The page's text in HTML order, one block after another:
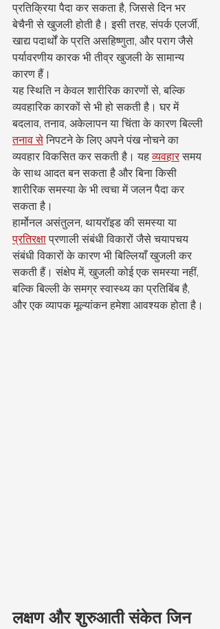
प्रतिक्रिया पैदा कर सकता है, जिससे दिन भर
बेचैनी से खुजली होती है। इसी तरह, संपर्क एलर्जी,
खाद्य पदार्थों के प्रति असहिष्णुता, और पराग जैसे
पर्यावरणीय कारक भी तीव्र खुजली के सामान्य
कारण हैं।
यह स्थिति न केवल शारीरिक कारणों से, बल्कि
व्यवहारिक कारकों से भी हो सकती है। घर में
बदलाव, तनाव, अकेलापन या चिंता के कारण बिल्ली
तनाव से निपटने के लिए अपने पंख नोचने का
व्यवहार विकसित कर सकती है। यह व्यवहार समय
के साथ आदत बन सकता है और बिना किसी
शारीरिक समस्या के भी त्वचा में जलन पैदा कर
सकता है।
हार्मोनल असंतुलन, थायरॉइड की समस्या या
प्रतिरक्षा प्रणाली संबंधी विकारों जैसे चयापचय
संबंधी विकारों के कारण भी बिल्लियाँ खुजली कर
सकती हैं। संक्षेप में, खुजली कोई एक समस्या नहीं,
बल्कि बिल्ली के समग्र स्वास्थ्य का प्रतिबिंब है,
और एक व्यापक मूल्यांकन हमेशा आवश्यक होता है।
लक्षण और शुरुआती संकेत जिन